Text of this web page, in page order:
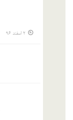
2 اسفند 96